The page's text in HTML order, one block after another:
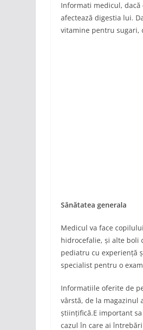
Informati medicul,
afectează digestia lui.
vitamine pentru sugari,
Sănătatea generala
Medicul va face
hidrocefalie, și alte boli
pediatru cu experiență
specialist pentru o
Informatiile oferite de
vârstă, de la magazinul
științifică.E important
cazul în care ai